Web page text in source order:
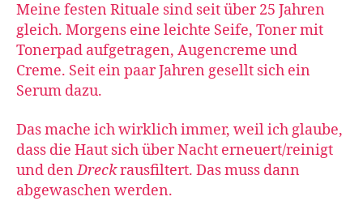
Meine festen Rituale sind seit über 25 Jahren
gleich. Morgens eine leichte Seife, Toner mit
Tonerpad aufgetragen, Augencreme und
Creme. Seit ein paar Jahren gesellt sich ein
Serum dazu.
Das mache ich wirklich immer, weil ich glaube,
dass die Haut sich über Nacht erneuert/reinigt
und denDreckrausfiltert. Das muss dann
abgewaschen werden.